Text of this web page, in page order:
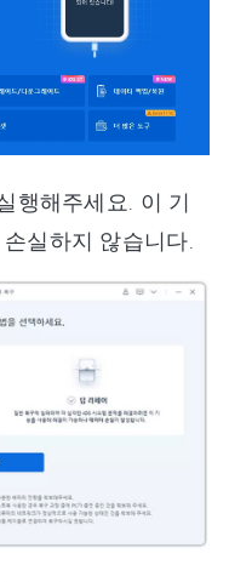
행해주세요. 이 기
실하지 않습니다.